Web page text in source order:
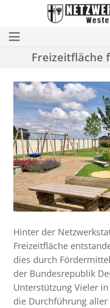
Freizeitfläche
Hinter der
Freizeitfläche
dies durch
der Bundesrepublik
Unterstützung Vieler
die Durchführung